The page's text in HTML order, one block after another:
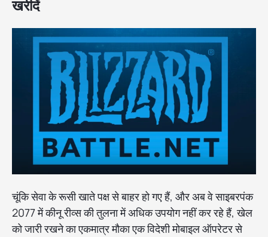
खरीदें
चूंकि सेवा के रूसी खाते पक्ष से बाहर हो गए हैं, और अब वे साइबरपंक
2077 में कीनू रीव्स की तुलना में अधिक उपयोग नहीं कर रहे हैं, खेल
को जारी रखने का एकमात्र मौका एक विदेशी मोबाइल ऑपरेटर से